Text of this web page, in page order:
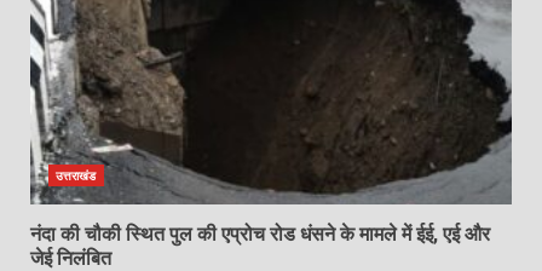
उत्तराखंड
नंदा की चौकी स्थित पुल की एप्रोच रोड धंसने के मामले में ईई, एई और
जेई निलंबित